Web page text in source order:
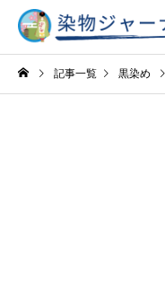
記事一覧 黒染め